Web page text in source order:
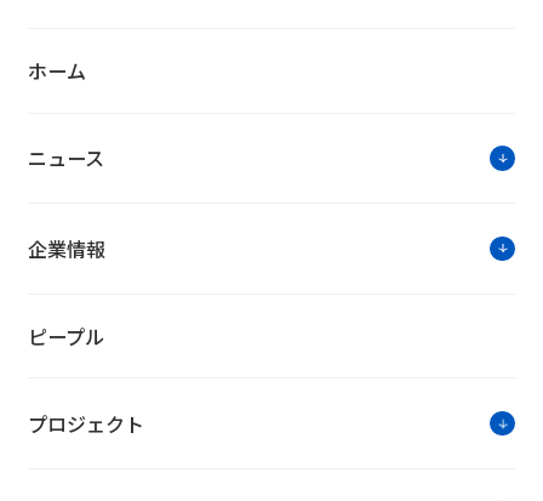
ホーム
ニュース
企業情報
ピープル
プロジェクト